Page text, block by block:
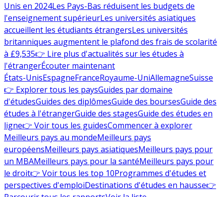
Unis en 2024Les Pays-Bas réduisent les budgets de
l'enseignement supérieurLes universités asiatiques
accueillent les étudiants étrangersLes universités
britanniques augmentent le plafond des frais de scolarité
à £9,535👉 Lire plus d'actualités sur les études à
l'étrangerÉcouter maintenant
États-UnisEspagneFranceRoyaume-UniAllemagneSuisse
👉 Explorer tous les paysGuides par domaine
d'étudesGuides des diplômesGuide des boursesGuide des
études à l'étrangerGuide des stagesGuide des études en
ligne👉 Voir tous les guidesCommencer à explorer
Meilleurs pays au mondeMeilleurs pays
européensMeilleurs pays asiatiquesMeilleurs pays pour
un MBAMeilleurs pays pour la santéMeilleurs pays pour
le droit👉 Voir tous les top 10Programmes d'études et
perspectives d'emploiDestinations d'études en hausse👉